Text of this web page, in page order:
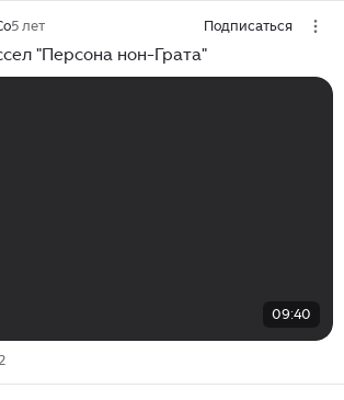
5 лет Подписаться
"Персона нон-Грата"
09:40